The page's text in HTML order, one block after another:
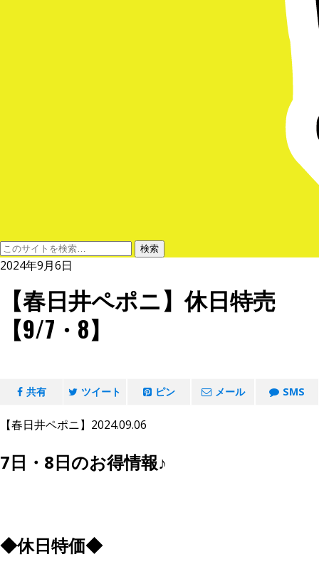
2024年9月6日
【春日井ペポニ】休日特売
【9/7・8】
共有 ツイート ピン メール SMS
【春日井ペポニ】2024.09.06
7日・8日のお得情報♪
◆休日特価◆